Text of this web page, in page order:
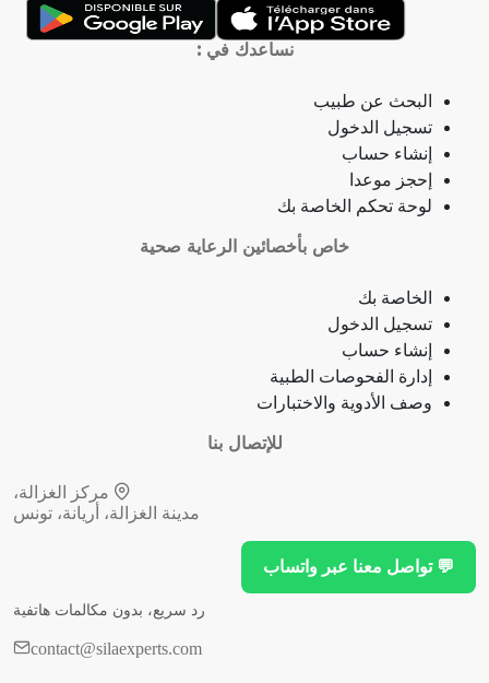
التهاب الحلق
ذبحة صدرية (مصطلح لاتيني)
فقدان الشهية
فقدان حاسة الشم
جمرة (أنثراكس)
لامبالاة
حبسة
توقف النخاع العظمي
نساعدك في :
البحث عن طبيب
تسجيل الدخول
إنشاء حساب
إحجز موعدا
لوحة تحكم الخاصة بك
خاص بأخصائين الرعاية صحية
الخاصة بك
تسجيل الدخول
إنشاء حساب
إدارة الفحوصات الطبية
وصف الأدوية والاختبارات
للإتصال بنا
مركز الغزالة،
مدينة الغزالة، أريانة، تونس
💬 تواصل معنا عبر واتساب
رد سريع، بدون مكالمات هاتفية
contact@silaexperts.com